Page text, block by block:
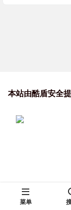
本站由酷盾安全
菜单